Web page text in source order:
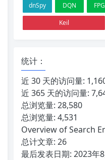
dnSpy
DQN
Keil
统计：
近 30 天的访问量:
近 365 天的访问量:
总浏览量: 28,580
总浏览量: 4,531
Overview of Search
总计文章: 26
最后发表日期: 2023年